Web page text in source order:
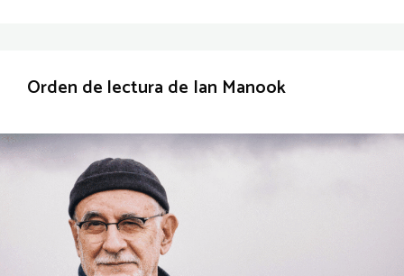
Orden de lectura de Ian Manook